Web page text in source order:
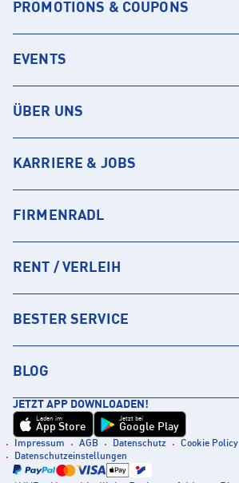
PROMOTIONS & COUPONS
EVENTS
ÜBER UNS
KARRIERE & JOBS
FIRMENRADL
RENT / VERLEIH
BESTER SERVICE
BLOG
JETZT APP DOWNLOADEN!
Laden im
App Store
Jetzt bei
Google Play
Impressum AGB Datenschutz
Cookie Policy
Datenschutzeinstellungen